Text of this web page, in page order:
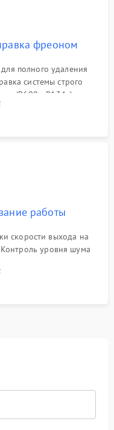
фреоном
полного удаления
системы строго
(R600a, R134a) по
давления в системе.
работы
скорости выхода на
уровня шума
стенок и корректного
оттайки.